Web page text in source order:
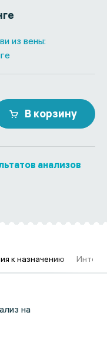
из вены:
В корзину
анализов
к назначению
на